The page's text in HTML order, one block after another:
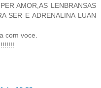
AMOR,AS LENBRANSAS
SER E ADRENALINA LUAN
com voce.